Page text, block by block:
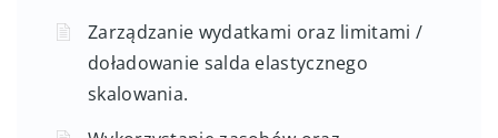
Zarządzanie wydatkami oraz limitami /
doładowanie salda elastycznego
skalowania.